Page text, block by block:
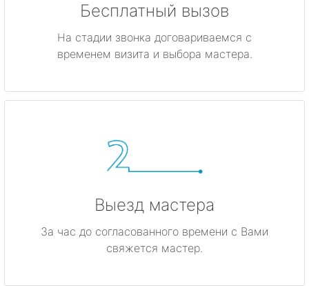
Бесплатный вызов
На стадии звонка договариваемся с
временем визита и выбора мастера.
Выезд мастера
За час до согласованного времени с Вами
свяжется мастер.